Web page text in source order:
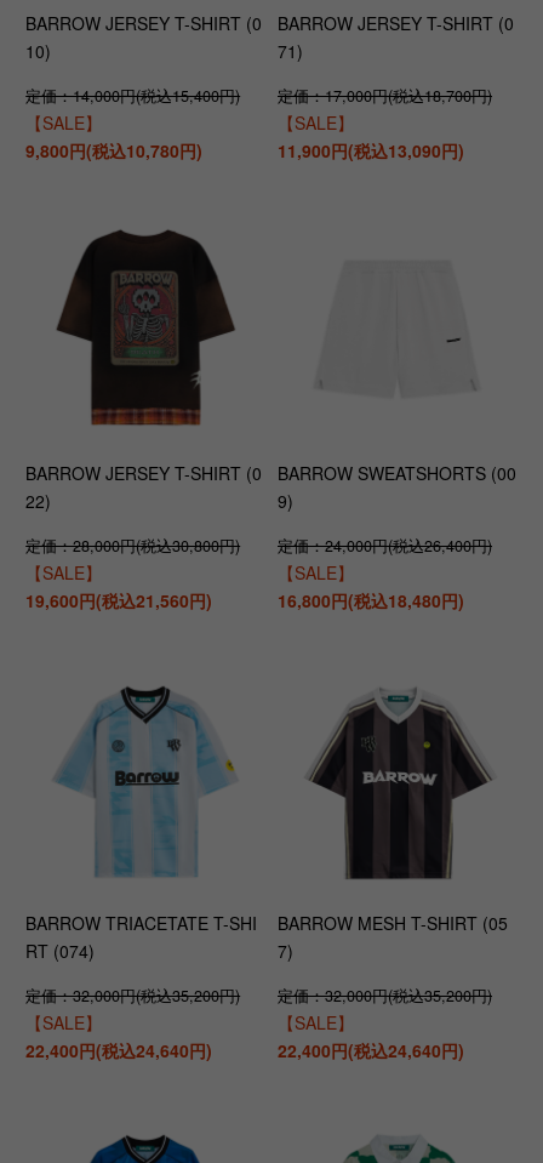
BARROW JERSEY T-SHIRT (0
10)
定価：14,000円(税込15,400円)
【SALE】
9,800円(税込10,780円)
BARROW JERSEY T-SHIRT (0
71)
定価：17,000円(税込18,700円)
【SALE】
11,900円(税込13,090円)
BARROW JERSEY T-SHIRT (0
22)
定価：28,000円(税込30,800円)
【SALE】
19,600円(税込21,560円)
BARROW SWEATSHORTS (00
9)
定価：24,000円(税込26,400円)
【SALE】
16,800円(税込18,480円)
BARROW TRIACETATE T-SHI
RT (074)
定価：32,000円(税込35,200円)
【SALE】
22,400円(税込24,640円)
BARROW MESH T-SHIRT (05
7)
定価：32,000円(税込35,200円)
【SALE】
22,400円(税込24,640円)